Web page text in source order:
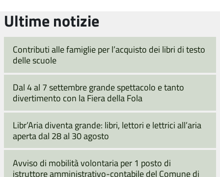
Ultime notizie
Contributi alle famiglie per l’acquisto dei libri di testo
delle scuole
Dal 4 al 7 settembre grande spettacolo e tanto
divertimento con la Fiera della Fola
Libr’Aria diventa grande: libri, lettori e lettrici all’aria
aperta dal 28 al 30 agosto
Avviso di mobilità volontaria per 1 posto di
istruttore amministrativo-contabile del Comune di